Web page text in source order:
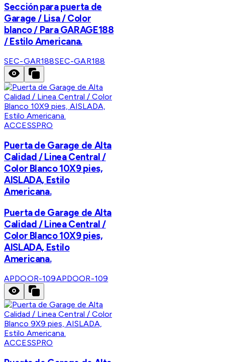
Sección para puerta de
Garage / Lisa / Color
blanco / Para GARAGE188
/ Estilo Americana.
SEC-GAR188SEC-GAR188
ACCESSPRO
Puerta de Garage de Alta
Calidad / Linea Central /
Color Blanco 10X9 pies,
AISLADA, Estilo
Americana.
Puerta de Garage de Alta
Calidad / Linea Central /
Color Blanco 10X9 pies,
AISLADA, Estilo
Americana.
APDOOR-109APDOOR-109
ACCESSPRO